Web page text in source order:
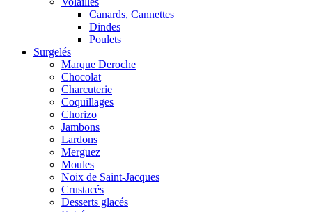
Canards, Cannettes
Dindes
Poulets
Surgelés
Marque Deroche
Chocolat
Charcuterie
Coquillages
Chorizo
Jambons
Lardons
Merguez
Moules
Noix de Saint-Jacques
Crustacés
Desserts glacés